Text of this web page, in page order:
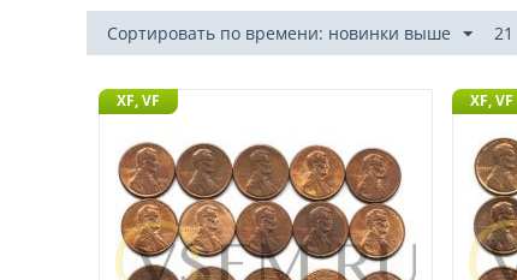
Сортировать по времени: новинки выше
XF, VF XF, VF